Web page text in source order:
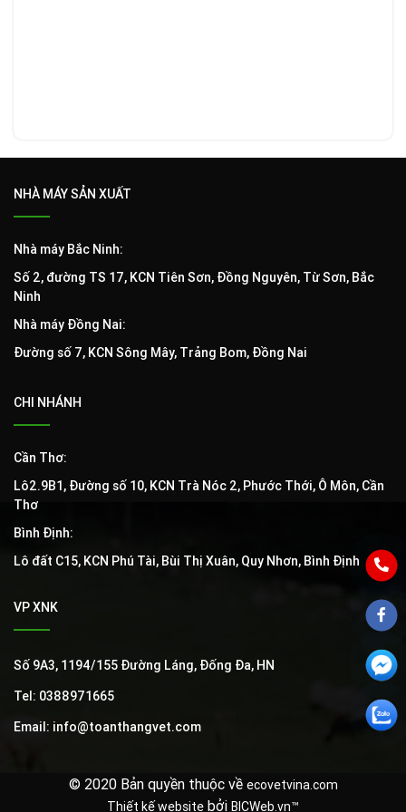
NHÀ MÁY SẢN XUẤT
Nhà máy Bắc Ninh:
Số 2, đường TS 17, KCN Tiên Sơn, Đồng Nguyên, Từ Sơn, Bắc
Ninh
Nhà máy Đồng Nai:
Đường số 7, KCN Sông Mây, Trảng Bom, Đồng Nai
CHI NHÁNH
Cần Thơ:
Lô2.9B1, Đường số 10, KCN Trà Nóc 2, Phước Thới, Ô Môn, Cần
Thơ
Bình Định:
Lô đất C15, KCN Phú Tài, Bùi Thị Xuân, Quy Nhơn, Bình Định
VP XNK
Số 9A3, 1194/155 Đường Láng, Đống Đa, HN
Tel: 0388971665
Email: info@toanthangvet.com
© 2020 Bản quyền thuộc về ecovetvina.com
Thiết kế website bởi BICWeb.vn™